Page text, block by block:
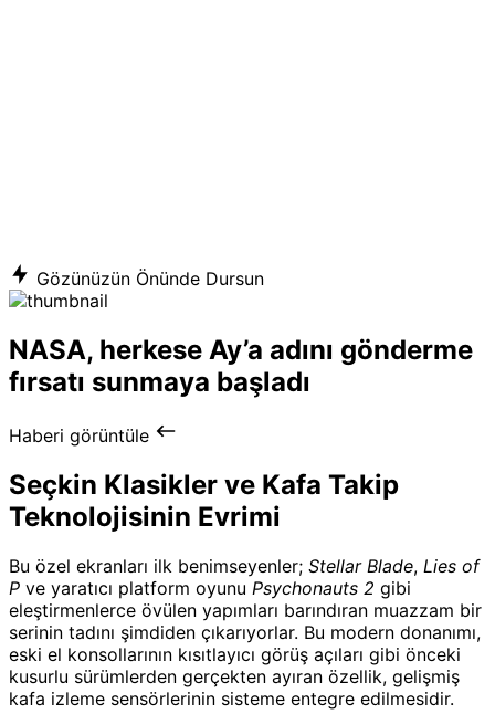
Gözünüzün Önünde Dursun
NASA, herkese Ay’a adını gönderme
fırsatı sunmaya başladı
Haberi görüntüle
Seçkin Klasikler ve Kafa Takip
Teknolojisinin Evrimi
Bu özel ekranları ilk benimseyenler; Stellar Blade, Lies of
P ve yaratıcı platform oyunu Psychonauts 2 gibi
eleştirmenlerce övülen yapımları barındıran muazzam bir
serinin tadını şimdiden çıkarıyorlar. Bu modern donanımı,
eski el konsollarının kısıtlayıcı görüş açıları gibi önceki
kusurlu sürümlerden gerçekten ayıran özellik, gelişmiş
kafa izleme sensörlerinin sisteme entegre edilmesidir.